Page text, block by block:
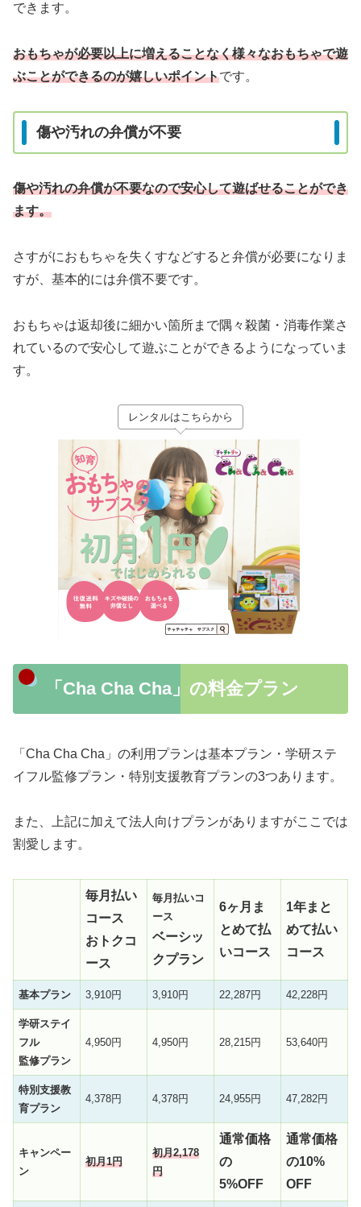
できます。
おもちゃが必要以上に増えることなく様々なおもちゃで遊
ぶことができるのが嬉しいポイントです。
傷や汚れの弁償が不要
傷や汚れの弁償が不要なので安心して遊ばせることができ
ます。
さすがにおもちゃを失くすなどすると弁償が必要になりま
すが、基本的には弁償不要です。
おもちゃは返却後に細かい箇所まで隅々殺菌・消毒作業さ
れているので安心して遊ぶことができるようになっていま
す。
レンタルはこちらから
「Cha Cha Cha」の料金プラン
「Cha Cha Cha」の利用プランは基本プラン・学研ステ
イフル監修プラン・特別支援教育プランの3つあります。
また、上記に加えて法人向けプランがありますがここでは
割愛します。
毎月払い
コース
おトクコ
ース
毎月払いコ
ース
ベーシッ
クプラン
6ヶ月ま
とめて払
いコース
1年まと
めて払い
コース
基本プラン 3,910円 3,910円 22,287円 42,228円
学研ステイ
フル
監修プラン
4,950円 4,950円 28,215円 53,640円
特別支援教
育プラン
4,378円 4,378円 24,955円 47,282円
キャンペー
ン
初月1円
初月2,178
円
通常価格
の
5%OFF
通常価格
の10%
OFF